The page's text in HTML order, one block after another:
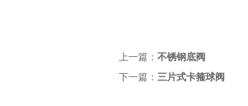
上一篇： 不锈钢底阀
下一篇： 三片式卡箍球阀